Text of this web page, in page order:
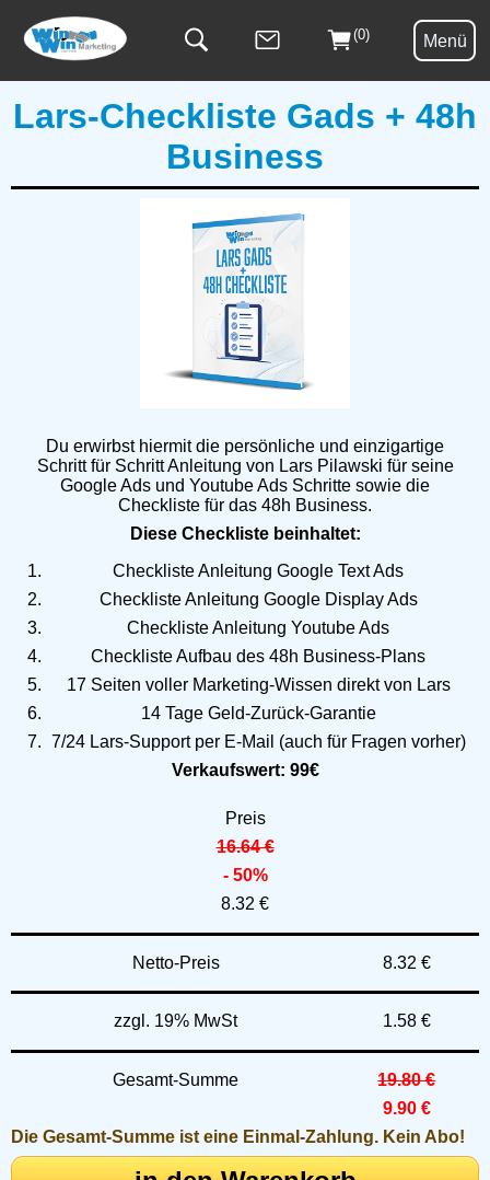
(0) Menü
Lars-Checkliste Gads + 48h
Business
Du erwirbst hiermit die persönliche und einzigartige
Schritt für Schritt Anleitung von Lars Pilawski für seine
Google Ads und Youtube Ads Schritte sowie die
Checkliste für das 48h Business.
Diese Checkliste beinhaltet:
Checkliste Anleitung Google Text Ads
Checkliste Anleitung Google Display Ads
Checkliste Anleitung Youtube Ads
Checkliste Aufbau des 48h Business-Plans
17 Seiten voller Marketing-Wissen direkt von Lars
14 Tage Geld-Zurück-Garantie
7/24 Lars-Support per E-Mail (auch für Fragen vorher)
Verkaufswert: 99€
Preis
16.64 €
- 50%
8.32 €
Netto-Preis 8.32 €
zzgl. 19% MwSt 1.58 €
Gesamt-Summe
19.80 €
9.90 €
Die Gesamt-Summe ist eine Einmal-Zahlung. Kein Abo!